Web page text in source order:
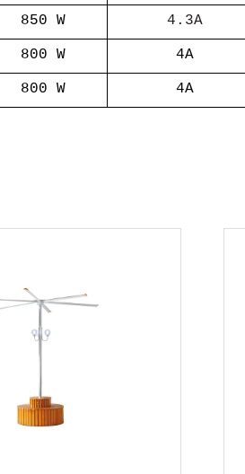
850 W 4.3A
800 W 4A
800 W 4A